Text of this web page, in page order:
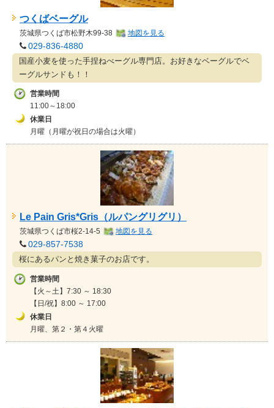
つくばベーグル
茨城県つくば市松野木99-38 地図を見る
029-836-4880
国産小麦を使った手捏ねべーグル専門店。お好きなベーグルでベ
ーグルサンドも！！
営業時間
11:00～18:00
休業日
月曜（月曜が祝日の場合は火曜）
Le Pain Gris*Gris（ルパングリグリ）
茨城県つくば市桜2-14-5 地図を見る
029-857-7538
桜にあるパンと焼き菓子のお店です。
営業時間
【火～土】7:30 ～ 18:30
【日/祝】8:00 ～ 17:00
休業日
月曜、第２・第４火曜